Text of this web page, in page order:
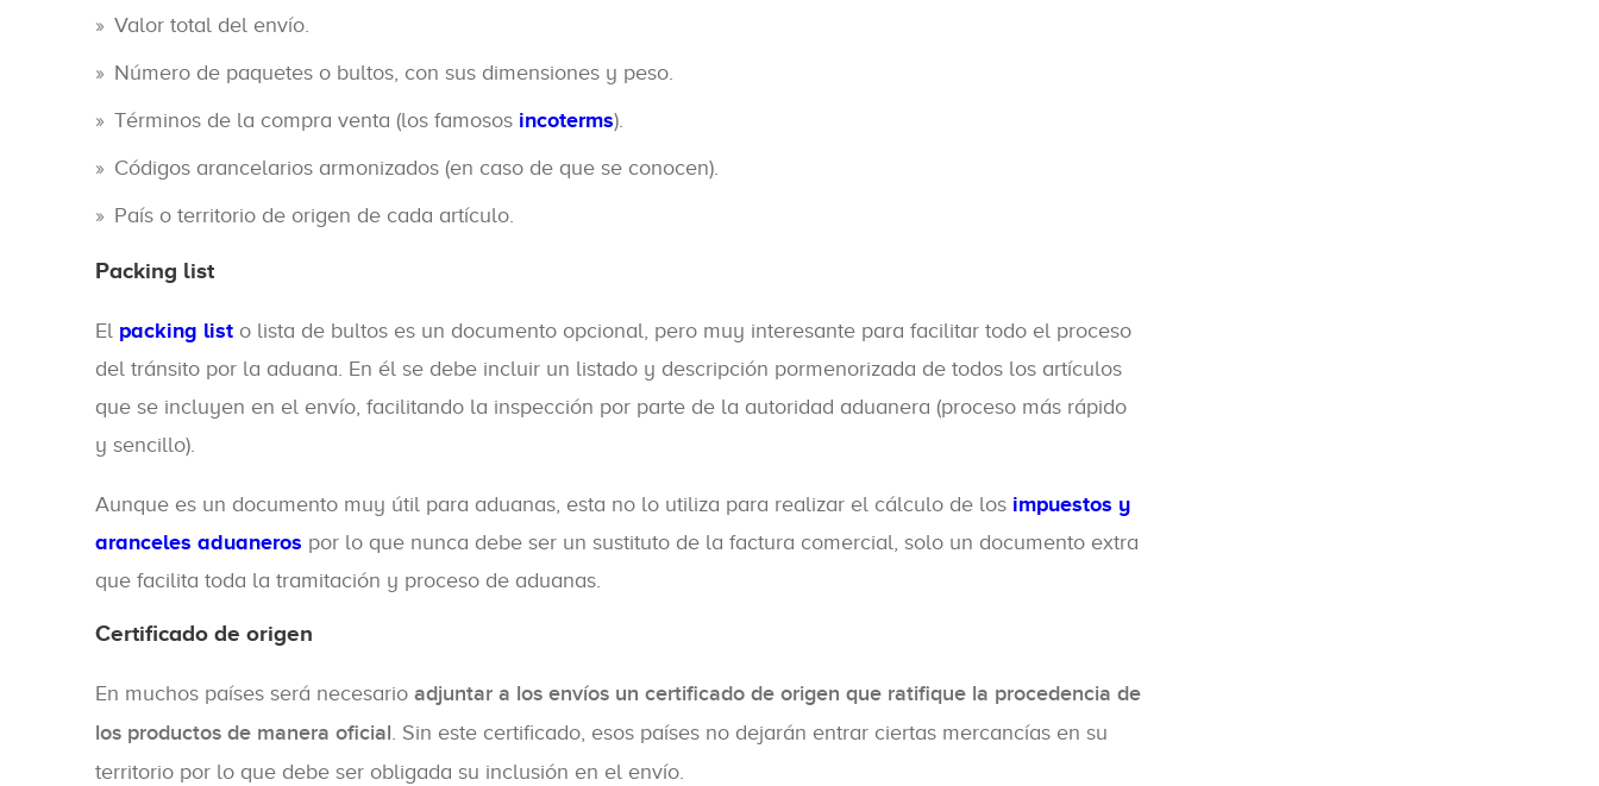
Valor total del envío.
Número de paquetes o bultos, con sus dimensiones y peso.
Términos de la compra venta (los famosos incoterms).
Códigos arancelarios armonizados (en caso de que se conocen).
País o territorio de origen de cada artículo.
Packing list
El packing list o lista de bultos es un documento opcional, pero muy interesante para facilitar todo el proceso
del tránsito por la aduana. En él se debe incluir un listado y descripción pormenorizada de todos los artículos
que se incluyen en el envío, facilitando la inspección por parte de la autoridad aduanera (proceso más rápido
y sencillo).
Aunque es un documento muy útil para aduanas, esta no lo utiliza para realizar el cálculo de los impuestos y
aranceles aduaneros por lo que nunca debe ser un sustituto de la factura comercial, solo un documento extra
que facilita toda la tramitación y proceso de aduanas.
Certificado de origen
En muchos países será necesario adjuntar a los envíos un certificado de origen que ratifique la procedencia de
los productos de manera oficial. Sin este certificado, esos países no dejarán entrar ciertas mercancías en su
territorio por lo que debe ser obligada su inclusión en el envío.